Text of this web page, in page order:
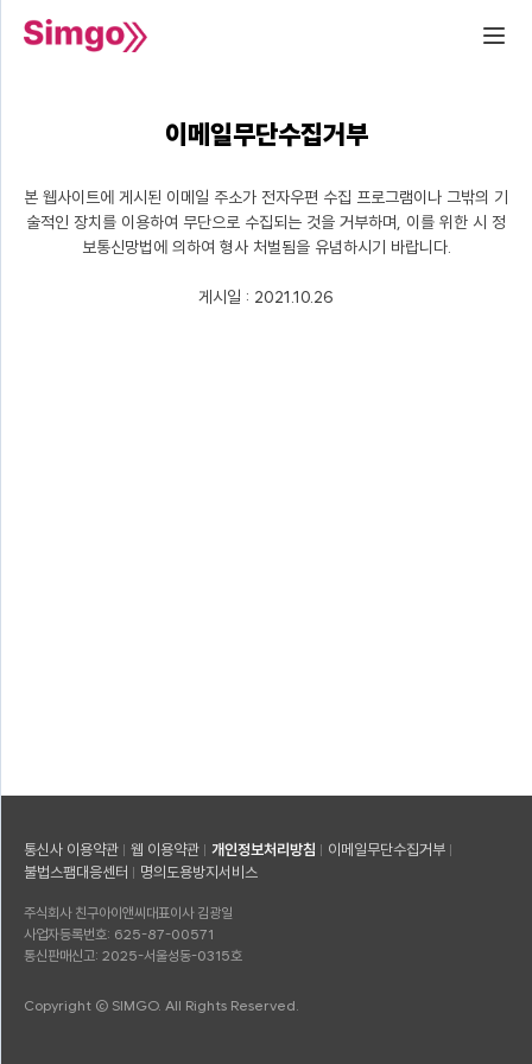
이메일무단수집거부
본 웹사이트에 게시된 이메일 주소가 전자우편 수집 프로그램이나 그밖의 기
술적인 장치를 이용하여 무단으로 수집되는 것을 거부하며, 이를 위한 시 정
보통신망법에 의하여 형사 처벌됨을 유념하시기 바랍니다.
게시일 : 2021.10.26
통신사 이용약관 웹 이용약관 개인정보처리방침
이메일무단수집거부
불법스팸대응센터
명의도용방지서비스
주식회사 친구아이앤씨 대표이사 김광일
사업자등록번호: 625-87-00571
통신판매신고: 2025-서울성동-0315호
Copyright © SIMGO. All Rights Reserved.